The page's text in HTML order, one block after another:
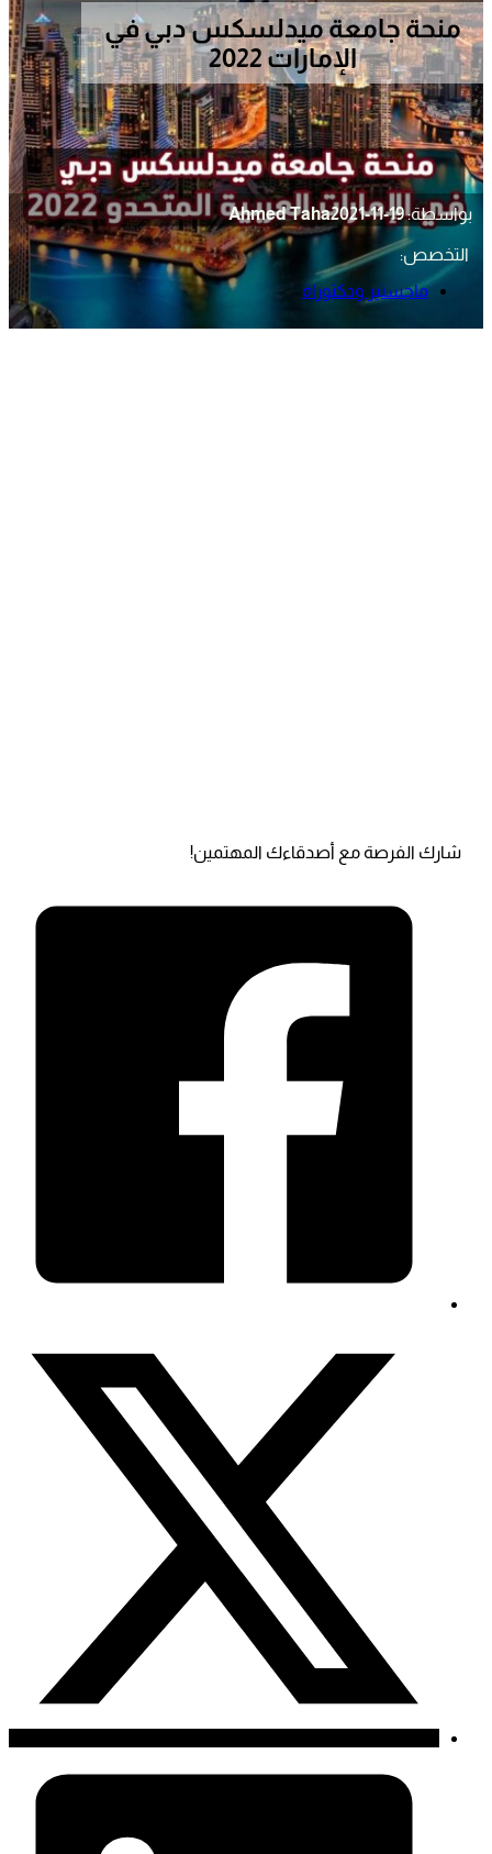
منحة جامعة ميدلسكس دبي في
الإمارات 2022
بواسطة: Ahmed Taha2021-11-19
التخصص:
ماجستير ودكتوراة
شارك الفرصة مع أصدقاءك المهتمين!